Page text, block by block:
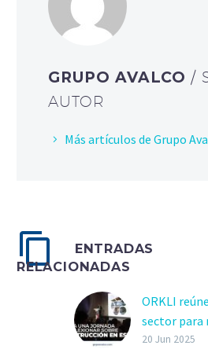
GRUPO AVALCO/
AUTOR
Más artículos de Grupo
ENTRADAS
RELACIONADAS
ORKLI
sector para
futuro de
20 Jun 2025